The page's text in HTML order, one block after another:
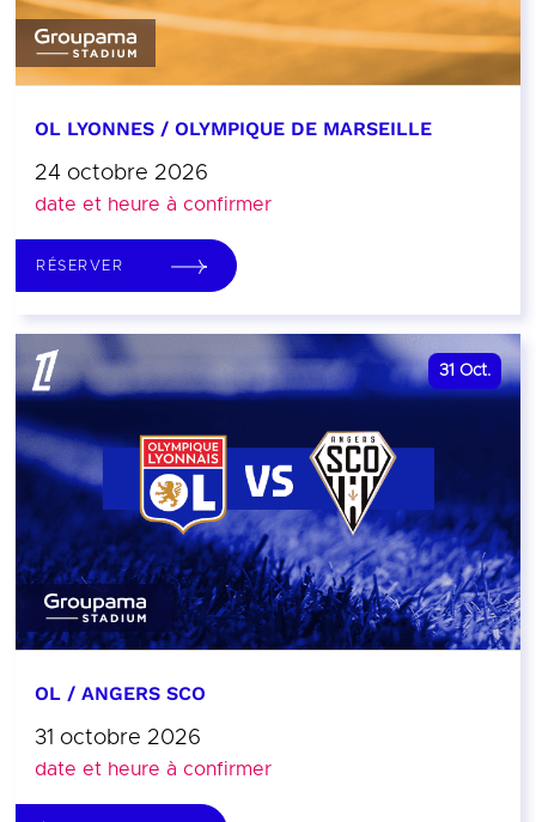
OL LYONNES / OLYMPIQUE DE MARSEILLE
24 octobre 2026
date et heure à confirmer
RÉSERVER
31 Oct.
OL / ANGERS SCO
31 octobre 2026
date et heure à confirmer